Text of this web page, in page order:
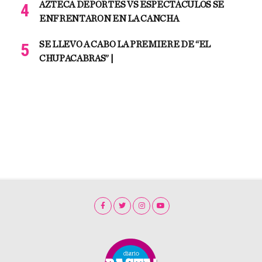
AZTECA DEPORTES VS ESPECTÁCULOS SE
ENFRENTARON EN LA CANCHA
SE LLEVO A CABO LA PREMIERE DE “EL
CHUPACABRAS” |